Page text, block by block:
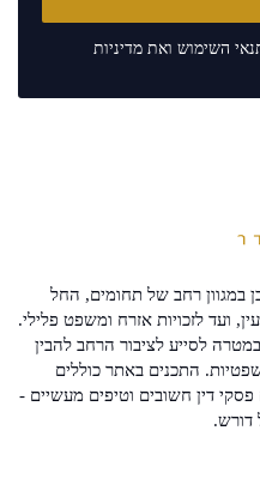
השימוש ואת מדיניות
במגוון רחב של תחומים, החל
ועד לזכויות אזרח ומשפט פלילי.
לסייע לציבור הרחב להבין
התכנים באתר כוללים
פסקי דין חשובים וטיפים מעשיים -
דורש.